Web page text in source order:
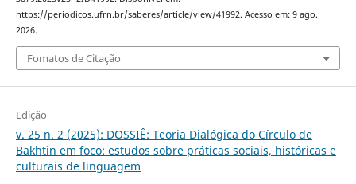
https://periodicos.ufrn.br/saberes/article/view/41992. Acesso em: 9 ago.
2026.
Fomatos de Citação
Edição
v. 25 n. 2 (2025): DOSSIÊ: Teoria Dialógica do Círculo de
Bakhtin em foco: estudos sobre práticas sociais, históricas e
culturais de linguagem